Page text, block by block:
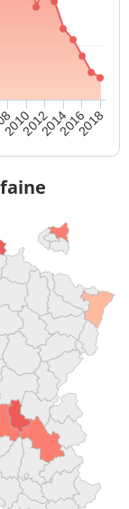
20102012201420162018